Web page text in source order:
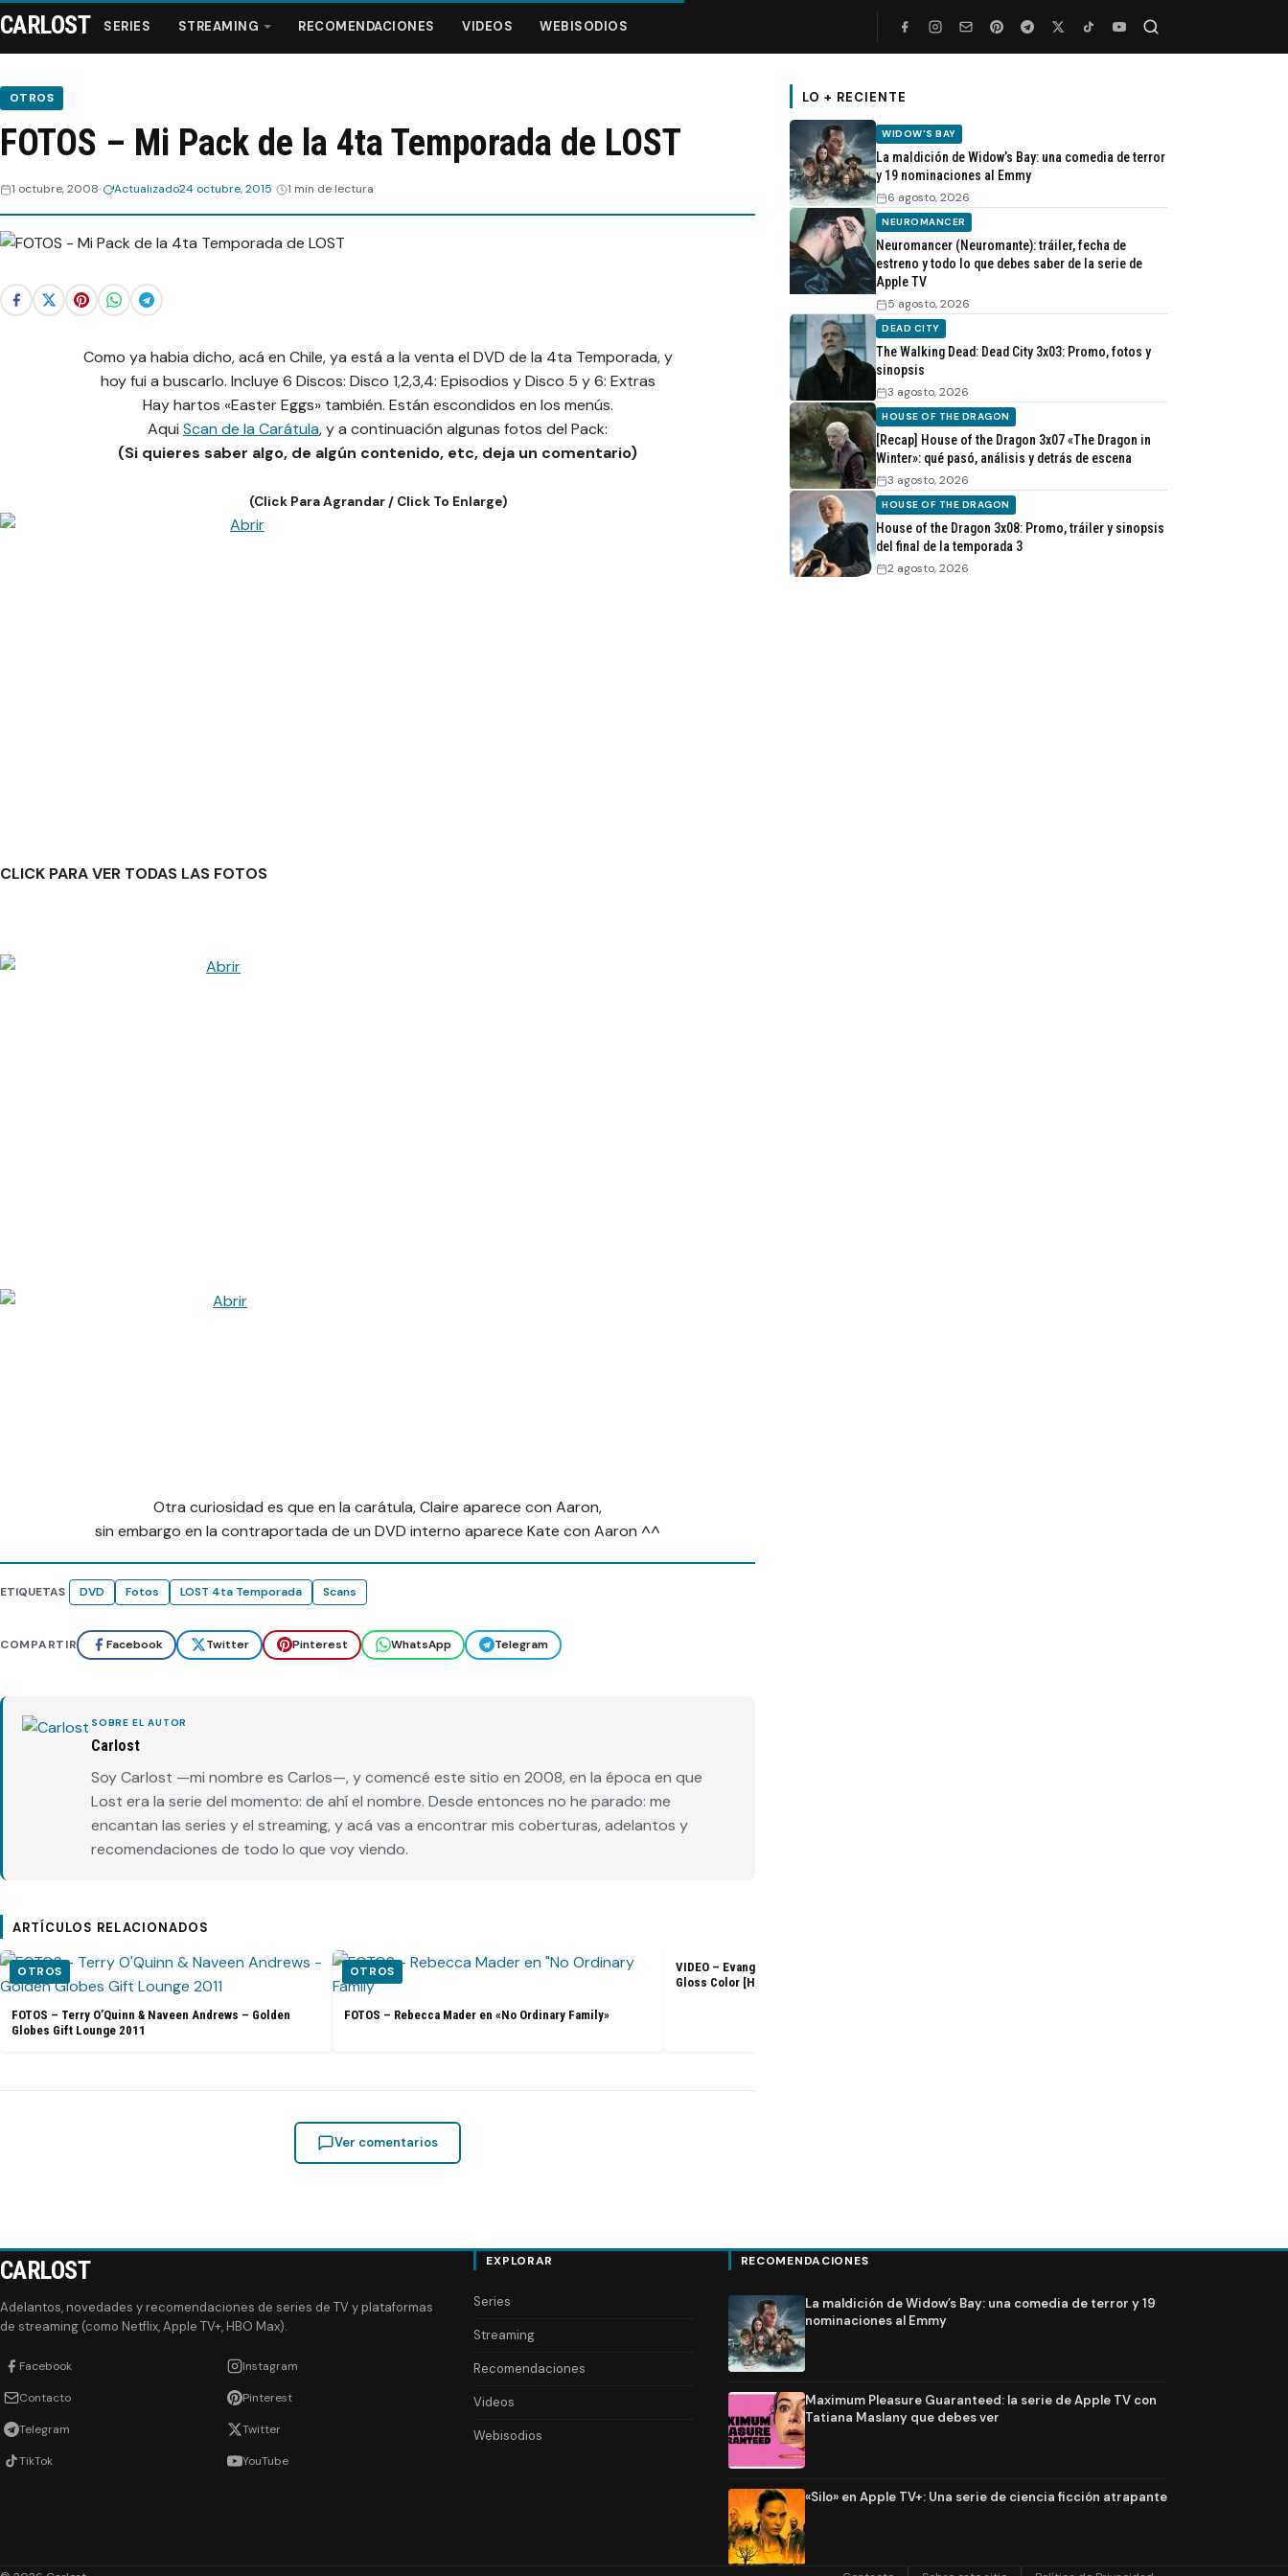
Series
Streaming
Recomendaciones
Videos
Webisodios
CARLOST SERIES STREAMING RECOMENDACIONES VIDEOS WEBISODIOS
OTROS
FOTOS – Mi Pack de la 4ta Temporada de LOST
1 octubre, 2008 Actualizado24 octubre, 2015 1 min de lectura
Como ya habia dicho, acá en Chile, ya está a la venta el DVD de la 4ta Temporada, y
hoy fui a buscarlo. Incluye 6 Discos: Disco 1,2,3,4: Episodios y Disco 5 y 6: Extras
Hay hartos «Easter Eggs» también. Están escondidos en los menús.
Aqui Scan de la Carátula, y a continuación algunas fotos del Pack:
(Si quieres saber algo, de algún contenido, etc, deja un comentario)
(Click Para Agrandar / Click To Enlarge)
CLICK PARA VER TODAS LAS FOTOS
Otra curiosidad es que en la carátula, Claire aparece con Aaron,
sin embargo en la contraportada de un DVD interno aparece Kate con Aaron ^^
ETIQUETAS DVD Fotos LOST 4ta Temporada Scans
COMPARTIR Facebook Twitter Pinterest WhatsApp Telegram
SOBRE EL AUTOR
Carlost
Soy Carlost —mi nombre es Carlos—, y comencé este sitio en 2008, en la época en que
Lost era la serie del momento: de ahí el nombre. Desde entonces no he parado: me
encantan las series y el streaming, y acá vas a encontrar mis coberturas, adelantos y
recomendaciones de todo lo que voy viendo.
ARTÍCULOS RELACIONADOS
OTROS
FOTOS – Terry O’Quinn & Naveen Andrews – Golden
Globes Gift Lounge 2011
OTROS
FOTOS – Rebecca Mader en «No Ordinary Family»
VIDEO – Evangeline Lilly – L’Oreal Healthy Look Creme
Gloss Color [HD]
Ver comentarios
LO + RECIENTE
WIDOW'S BAY
La maldición de Widow’s Bay: una comedia de terror
y 19 nominaciones al Emmy
6 agosto, 2026
NEUROMANCER
Neuromancer (Neuromante): tráiler, fecha de
estreno y todo lo que debes saber de la serie de
Apple TV
5 agosto, 2026
DEAD CITY
The Walking Dead: Dead City 3x03: Promo, fotos y
sinopsis
3 agosto, 2026
HOUSE OF THE DRAGON
[Recap] House of the Dragon 3x07 «The Dragon in
Winter»: qué pasó, análisis y detrás de escena
3 agosto, 2026
HOUSE OF THE DRAGON
House of the Dragon 3x08: Promo, tráiler y sinopsis
del final de la temporada 3
2 agosto, 2026
CARLOST
Adelantos, novedades y recomendaciones de series de TV y plataformas
de streaming (como Netflix, Apple TV+, HBO Max).
Facebook Instagram
Contacto Pinterest
Telegram Twitter
TikTok YouTube
EXPLORAR
Series
Streaming
Recomendaciones
Videos
Webisodios
RECOMENDACIONES
La maldición de Widow’s Bay: una comedia de terror y 19
nominaciones al Emmy
Maximum Pleasure Guaranteed: la serie de Apple TV con
Tatiana Maslany que debes ver
«Silo» en Apple TV+: Una serie de ciencia ficción atrapante